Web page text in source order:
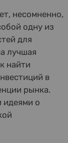
несомненно,
одну из
для
лучшая
найти
в
рынка.
идеями о